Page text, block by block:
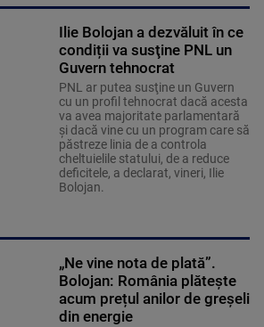
Ilie Bolojan a dezvăluit în ce
condiții va susţine PNL un
Guvern tehnocrat
PNL ar putea susţine un Guvern
cu un profil tehnocrat dacă acesta
va avea majoritate parlamentară
şi dacă vine cu un program care să
păstreze linia de a controla
cheltuielile statului, de a reduce
deficitele, a declarat, vineri, Ilie
Bolojan.
„Ne vine nota de plată”.
Bolojan: România plătește
acum prețul anilor de greșeli
din energie